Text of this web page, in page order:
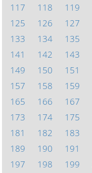
117
118 119
125
126 127
133
134 135
141
142 143
149
150 151
157
158 159
165
166 167
173
174 175
181
182 183
189
190 191
197
198 199